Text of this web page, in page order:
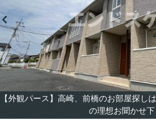
【外観パース】高崎、前橋のお部屋探し
の理想お聞かせ下